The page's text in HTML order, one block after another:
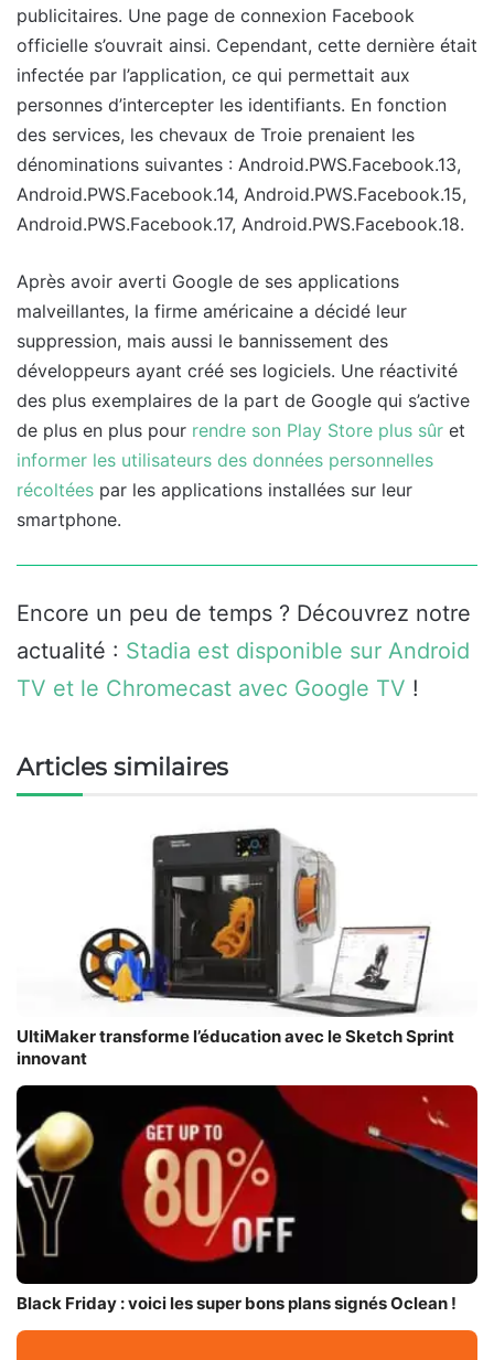
publicitaires. Une page de connexion Facebook
officielle s’ouvrait ainsi. Cependant, cette dernière était
infectée par l’application, ce qui permettait aux
personnes d’intercepter les identifiants. En fonction
des services, les chevaux de Troie prenaient les
dénominations suivantes : Android.PWS.Facebook.13,
Android.PWS.Facebook.14, Android.PWS.Facebook.15,
Android.PWS.Facebook.17, Android.PWS.Facebook.18.
Après avoir averti Google de ses applications
malveillantes, la firme américaine a décidé leur
suppression, mais aussi le bannissement des
développeurs ayant créé ses logiciels. Une réactivité
des plus exemplaires de la part de Google qui s’active
de plus en plus pour rendre son Play Store plus sûr et
informer les utilisateurs des données personnelles
récoltées par les applications installées sur leur
smartphone.
Encore un peu de temps ? Découvrez notre
actualité : Stadia est disponible sur Android
TV et le Chromecast avec Google TV !
Articles similaires
UltiMaker transforme l’éducation avec le Sketch Sprint
innovant
Black Friday : voici les super bons plans signés Oclean !